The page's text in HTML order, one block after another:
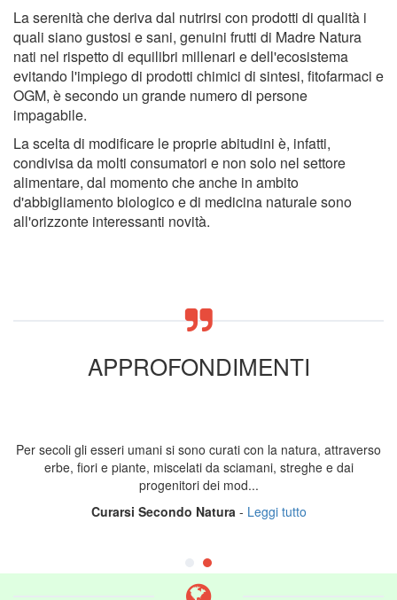
La serenità che deriva dal nutrirsi con prodotti di qualità i
quali siano gustosi e sani, genuini frutti di Madre Natura
nati nel rispetto di equilibri millenari e dell'ecosistema
evitando l'impiego di prodotti chimici di sintesi, fitofarmaci e
OGM, è secondo un grande numero di persone
impagabile.
La scelta di modificare le proprie abitudini è, infatti,
condivisa da molti consumatori e non solo nel settore
alimentare, dal momento che anche in ambito
d'abbigliamento biologico e di medicina naturale sono
all'orizzonte interessanti novità.
APPROFONDIMENTI
Se il cibo
della
umani si sono curati con la natura, attraverso
e piante, miscelati da sciamani, streghe e dai
progenitori dei mod...
Secondo Natura-Leggi tutto